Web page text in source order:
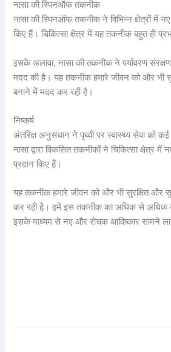
नासा की स्पिनऑफ तकनीक
नासा की स्पिनऑफ तकनीक ने विभिन्न क्षेत्रों में
किए हैं। चिकित्सा क्षेत्र में यह तकनीक बहुत ही
इसके अलावा, नासा की तकनीक ने पर्यावरण
मदद की है। यह तकनीक हमारे जीवन को और भी
बनाने में मदद कर रही है।
निष्कर्ष
अंतरिक्ष अनुसंधान ने पृथ्वी पर स्वास्थ्य सेवा को
नासा द्वारा विकसित तकनीकों ने चिकित्सा क्षेत्र
प्रदान किए हैं।
यह तकनीक हमारे जीवन को और भी सुरक्षित और
कर रही है। हमें इस तकनीक का अधिक से अधिक
इसके माध्यम से नए और रोचक आविष्कार सामने